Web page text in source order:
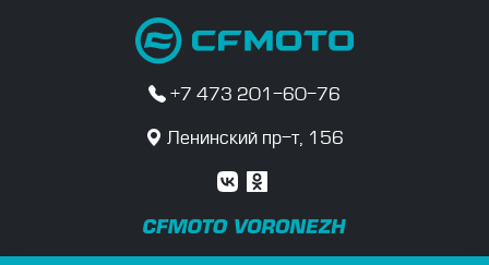
+7 473 201-60-76
Ленинский пр-т, 156